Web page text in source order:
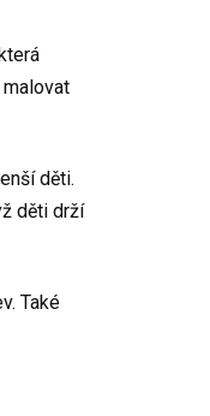
děti.
děti drží
Také